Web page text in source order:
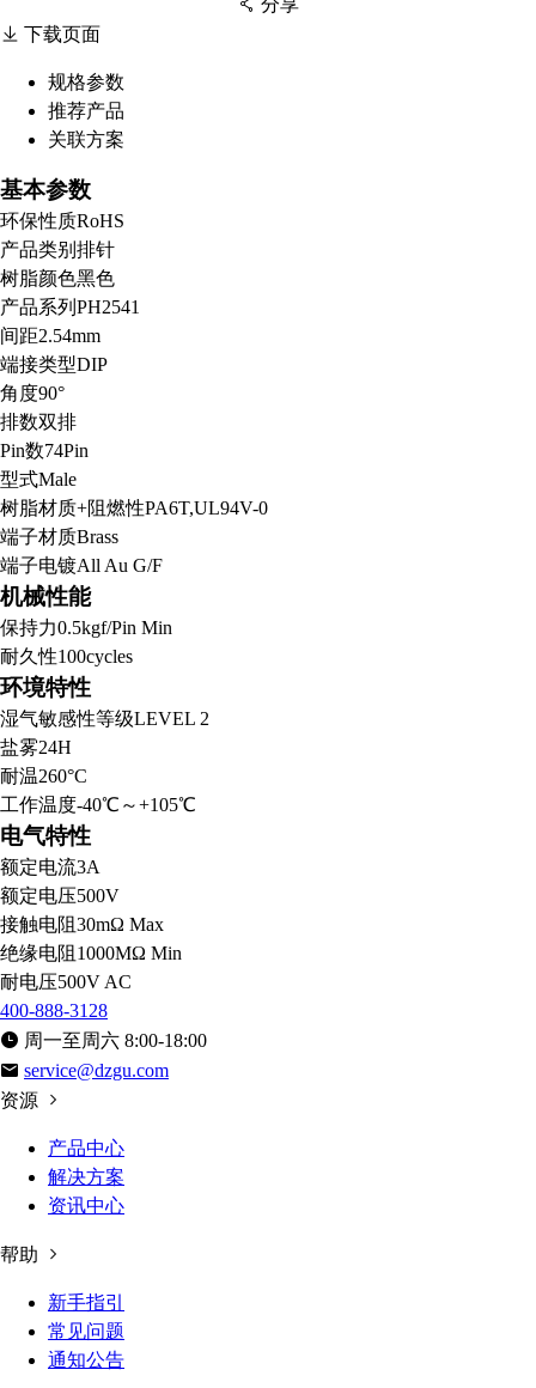
分享
下载页面
规格参数
推荐产品
关联方案
基本参数
环保性质RoHS
产品类别 排针
树脂颜色黑色
产品系列 PH2541
间距2.54mm
端接类型DIP
角度90°
排数双排
Pin数74Pin
型式Male
树脂材质+阻燃性PA6T,UL94V-0
端子材质Brass
端子电镀All Au G/F
机械性能
保持力0.5kgf/Pin Min
耐久性100cycles
环境特性
湿气敏感性等级LEVEL 2
盐雾24H
耐温260°C
工作温度-40℃～+105℃
电气特性
额定电流3A
额定电压500V
接触电阻30mΩ Max
绝缘电阻 1000MΩ Min
耐电压500V AC
400-888-3128
周一至周六 8:00-18:00
service@dzgu.com
资源
产品中心
解决方案
资讯中心
帮助
新手指引
常见问题
通知公告